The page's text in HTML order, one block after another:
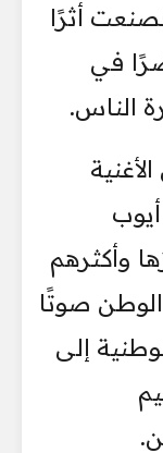
أثرًا
في
الناس.
وأكثرهم
صوتًا
إلى